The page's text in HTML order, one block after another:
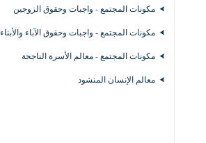
مكونات المجتمع - واجبات وحقوق الزوجين
مكونات المجتمع - واجبات وحقوق الآباء والأبناء
مكونات المجتمع - معالم الأسرة الناجحة
معالم الإنسان المنشود